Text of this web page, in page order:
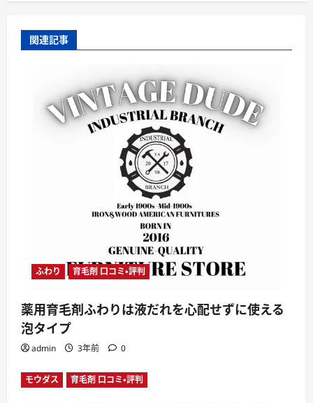
関連記事
ふわり 育毛剤 口コミ・評判
薬用育毛剤ふわりは液だれを心配せずに使える
泡タイプ
admin 3年前 0
モウダス 育毛剤 口コミ・評判